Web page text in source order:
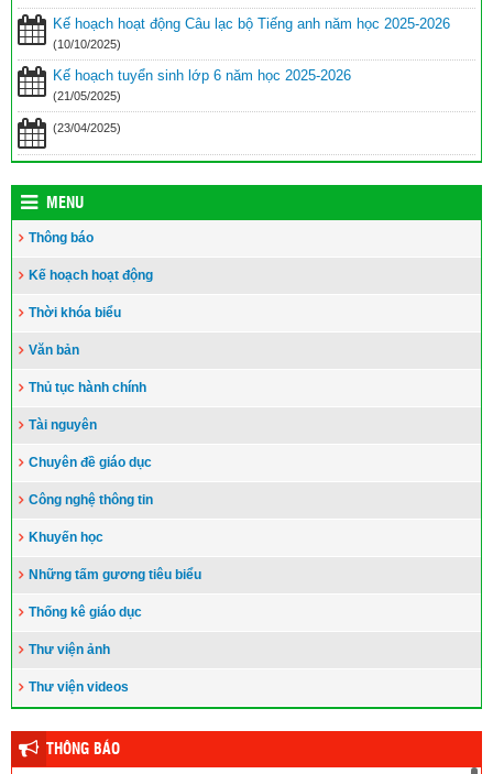
Đẩy nhanh tiến độ thi công “Công trình xây nhà khuyến học năm
2023” tặng học sinh nghèo vượt khó học giỏi hiện chưa có nhà
ở(10/08/2023)
Kế hoạch hoạt động Câu lạc bộ Tiếng anh năm học 2025-2026
(10/10/2025)
Kế hoạch tuyển sinh lớp 6 năm học 2025-2026
(21/05/2025)
(23/04/2025)
MENU
Thông báo
Kế hoạch hoạt động
Thời khóa biểu
Văn bản
Thủ tục hành chính
Tài nguyên
Chuyên đề giáo dục
Công nghệ thông tin
Khuyến học
Những tấm gương tiêu biểu
Thống kê giáo dục
Thư viện ảnh
Thư viện videos
THÔNG BÁO